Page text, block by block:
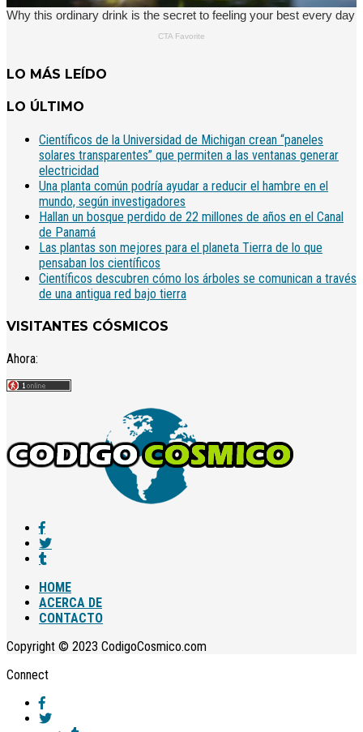
LO MÁS LEÍDO
LO ÚLTIMO
Científicos de la Universidad de Michigan crean “paneles
solares transparentes” que permiten a las ventanas generar
electricidad
Una planta común podría ayudar a reducir el hambre en el
mundo, según investigadores
Hallan un bosque perdido de 22 millones de años en el Canal
de Panamá
Las plantas son mejores para el planeta Tierra de lo que
pensaban los científicos
Científicos descubren cómo los árboles se comunican a través
de una antigua red bajo tierra
VISITANTES CÓSMICOS
Ahora:
HOME
ACERCA DE
CONTACTO
Copyright © 2023 CodigoCosmico.com
Connect